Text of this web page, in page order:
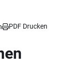
PDF Drucken